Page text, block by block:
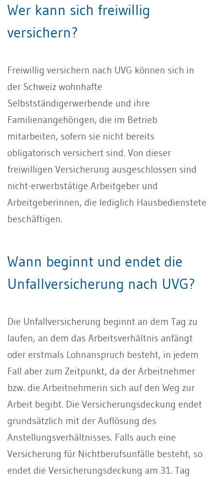
Wer kann sich freiwillig
versichern?
Freiwillig versichern nach UVG können sich in
der Schweiz wohnhafte
Selbstständigerwerbende und ihre
Familienangehörigen, die im Betrieb
mitarbeiten, sofern sie nicht bereits
obligatorisch versichert sind. Von dieser
freiwilligen Versicherung ausgeschlossen sind
nicht-erwerbstätige Arbeitgeber und
Arbeitgeberinnen, die lediglich Hausbedienstete
beschäftigen.
Wann beginnt und endet die
Unfallversicherung nach UVG?
Die Unfallversicherung beginnt an dem Tag zu
laufen, an dem das Arbeitsverhältnis anfängt
oder erstmals Lohnanspruch besteht, in jedem
Fall aber zum Zeitpunkt, da der Arbeitnehmer
bzw. die Arbeitnehmerin sich auf den Weg zur
Arbeit begibt. Die Versicherungsdeckung endet
grundsätzlich mit der Auflösung des
Anstellungsverhältnisses. Falls auch eine
Versicherung für Nichtberufsunfälle besteht, so
endet die Versicherungsdeckung am 31. Tag